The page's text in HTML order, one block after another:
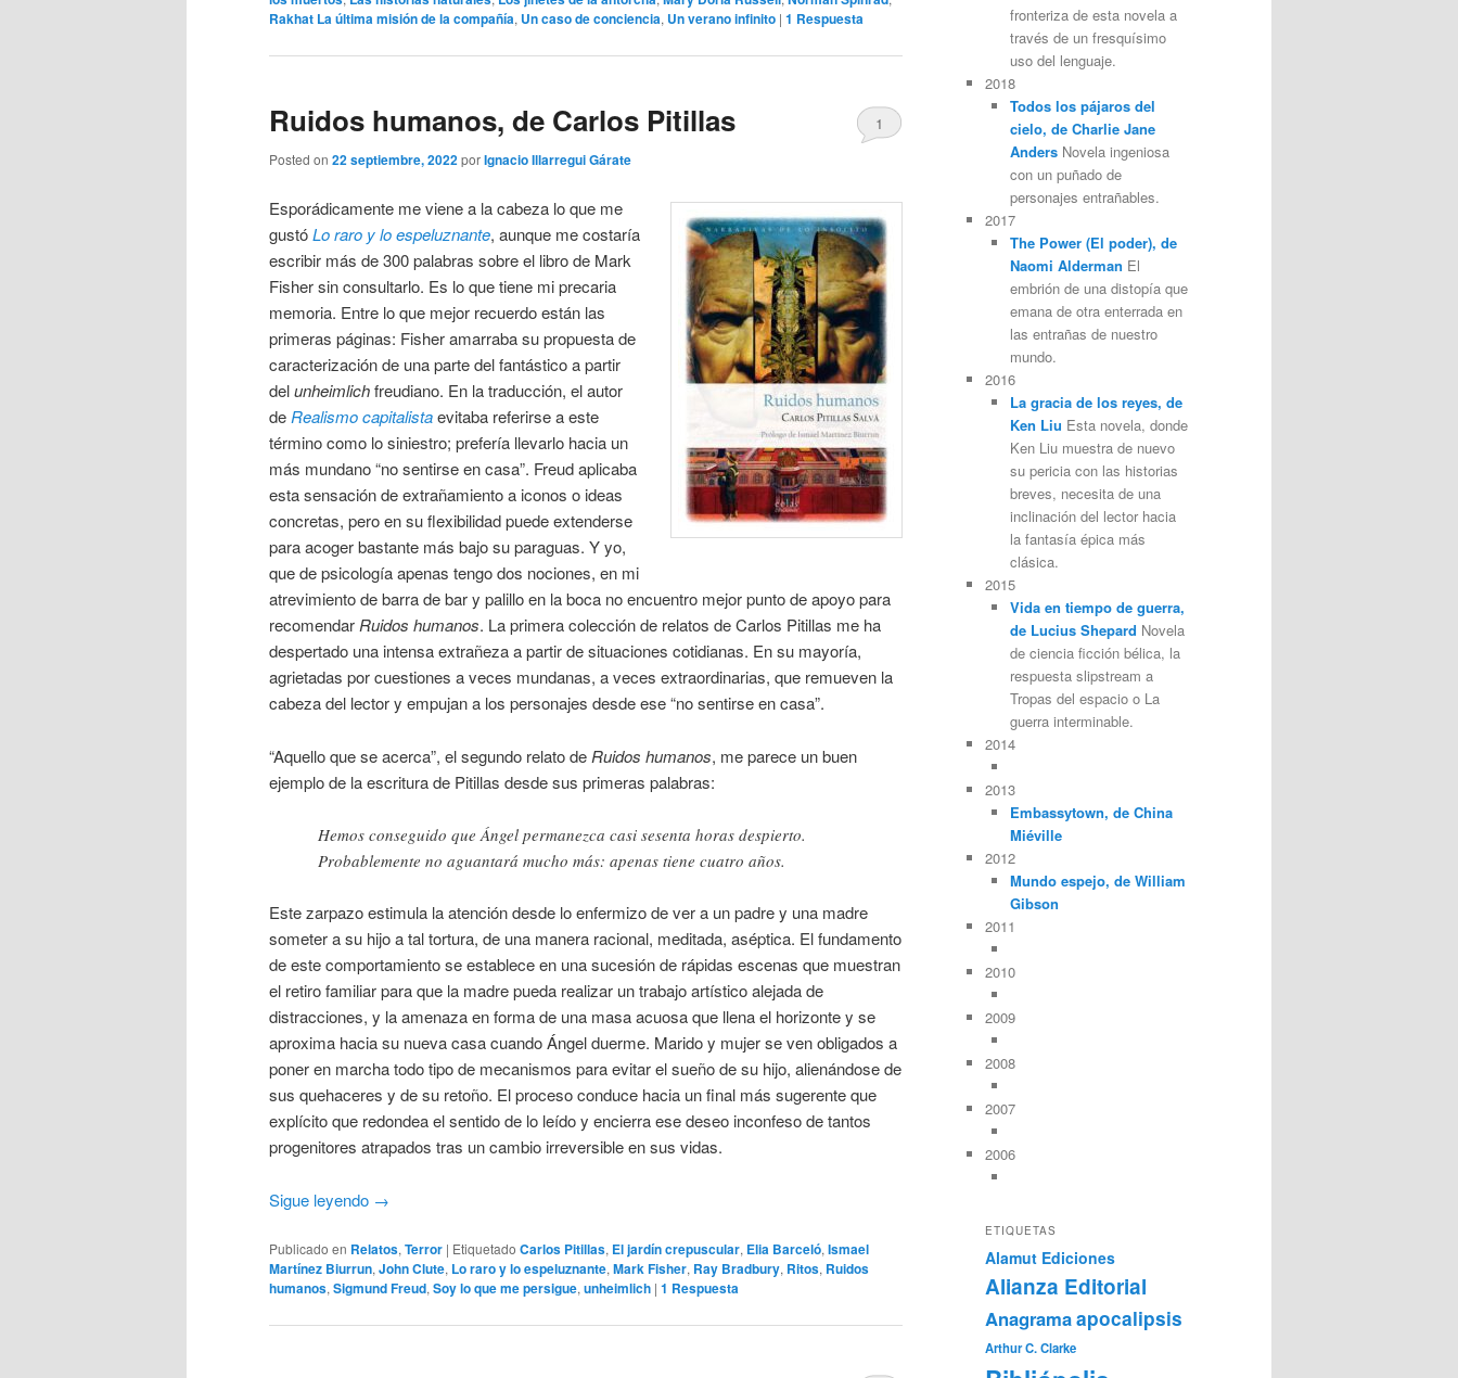
Rakhat La última misión de la compañía, Un caso de conciencia, Un verano infinito | 1 Respuesta
Ruidos humanos, de Carlos Pitillas
Posted on 22 septiembre, 2022porIgnacio Illarregui Gárate
1
Esporádicamente me viene a la cabeza lo que me
gustóLo raro y lo espeluznante, aunque me costaría
escribir más de 300 palabras sobre el libro de Mark
Fisher sin consultarlo. Es lo que tiene mi precaria
memoria. Entre lo que mejor recuerdo están las
primeras páginas: Fisher amarraba su propuesta de
caracterización de una parte del fantástico a partir
delunheimlichfreudiano. En la traducción, el autor
deRealismo capitalistaevitaba referirse a este
término como lo siniestro; prefería llevarlo hacia un
más mundano “no sentirse en casa”. Freud aplicaba
esta sensación de extrañamiento a iconos o ideas
concretas, pero en su flexibilidad puede extenderse
para acoger bastante más bajo su paraguas. Y yo,
que de psicología apenas tengo dos nociones, en mi
atrevimiento de barra de bar y palillo en la boca no encuentro mejor punto de apoyo para
recomendarRuidos humanos. La primera colección de relatos de Carlos Pitillas me ha
despertado una intensa extrañeza a partir de situaciones cotidianas. En su mayoría,
agrietadas por cuestiones a veces mundanas, a veces extraordinarias, que remueven la
cabeza del lector y empujan a los personajes desde ese “no sentirse en casa”.
“Aquello que se acerca”, el segundo relato de Ruidos humanos, me parece un buen
ejemplo de la escritura de Pitillas desde sus primeras palabras:
Hemos conseguido que Ángel permanezca casi sesenta horas despierto.
Probablemente no aguantará mucho más: apenas tiene cuatro años.
Este zarpazo estimula la atención desde lo enfermizo de ver a un padre y una madre
someter a su hijo a tal tortura, de una manera racional, meditada, aséptica. El fundamento
de este comportamiento se establece en una sucesión de rápidas escenas que muestran
el retiro familiar para que la madre pueda realizar un trabajo artístico alejada de
distracciones, y la amenaza en forma de una masa acuosa que llena el horizonte y se
aproxima hacia su nueva casa cuando Ángel duerme. Marido y mujer se ven obligados a
poner en marcha todo tipo de mecanismos para evitar el sueño de su hijo, alienándose de
sus quehaceres y de su retoño. El proceso conduce hacia un final más sugerente que
explícito que redondea el sentido de lo leído y encierra ese deseo inconfeso de tantos
progenitores atrapados tras un cambio irreversible en sus vidas.
Sigue leyendo →
Publicado en Relatos, Terror | Etiquetado Carlos Pitillas, El jardín crepuscular, Elia Barceló, Ismael
Martínez Biurrun, John Clute, Lo raro y lo espeluznante, Mark Fisher, Ray Bradbury, Ritos, Ruidos
humanos, Sigmund Freud, Soy lo que me persigue, unheimlich | 1 Respuesta
fronteriza de esta novela a
través de un fresquísimo
uso del lenguaje.
2018
Todos los pájaros del
cielo, de Charlie Jane
AndersNovela ingeniosa
con un puñado de
personajes entrañables.
2017
The Power (El poder), de
Naomi Alderman El
embrión de una distopía que
emana de otra enterrada en
las entrañas de nuestro
mundo.
2016
La gracia de los reyes, de
Ken Liu Esta novela, donde
Ken Liu muestra de nuevo
su pericia con las historias
breves, necesita de una
inclinación del lector hacia
la fantasía épica más
clásica.
2015
Vida en tiempo de guerra,
de Lucius Shepard Novela
de ciencia ficción bélica, la
respuesta slipstream a
Tropas del espacio o La
guerra interminable.
2014
2013
Embassytown, de China
Miéville
2012
Mundo espejo, de William
Gibson
2011
2010
2009
2008
2007
2006
ETIQUETAS
Alamut Ediciones
Alianza Editorial
Anagramaapocalipsis
Arthur C. Clarke